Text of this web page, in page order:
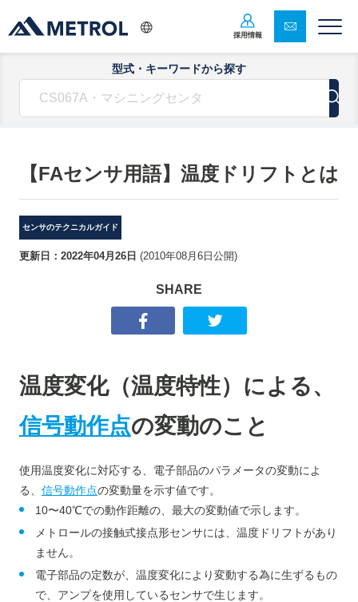
採用情報
型式・キーワードから探す
【FAセンサ用語】温度ドリフトとは
センサのテクニカルガイド
更新日： 2022年04月26日 (2010年08月6日 公開)
SHARE
温度変化（温度特性）による、
信号動作点の変動のこと
使用温度変化に対応する、電子部品のパラメータの変動によ
る、 信号動作点の変動量を示す値です。
10〜40℃での動作距離の、最大の変動値で示します。
メトロールの接触式接点形センサには、温度ドリフトがあり
ません。
電子部品の定数が、温度変化により変動する為に生ずるもの
で、アンプを使用しているセンサで生じます。